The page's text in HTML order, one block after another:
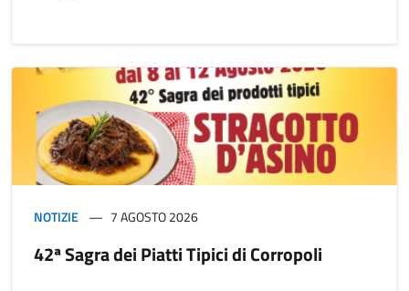
NOTIZIE 7 AGOSTO 2026
42ª Sagra dei Piatti Tipici di Corropoli